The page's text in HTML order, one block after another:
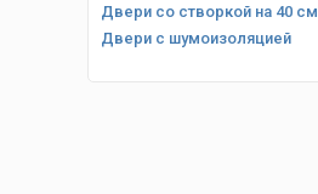
Двери со створкой на 40 см
Двери с шумоизоляцией